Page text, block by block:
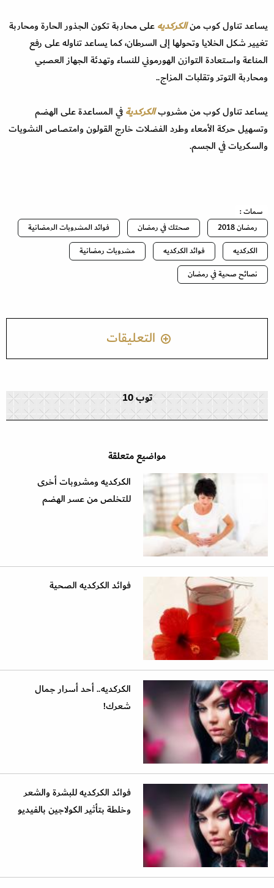
يساعد تناول كوب منالكركديهعلى محاربة تكون الجذور الحارة ومحاربة
تغيير شكل الخلايا وتحولها إلى السرطان، كما يساعد تناوله على رفع
المناعة واستعادة التوازن الهورموني للنساء وتهدئة الجهاز العصبي
ومحاربة التوتر وتقلبات المزاج..
يساعد تناول كوب من مشروبالكركديةفي المساعدة على الهضم
وتسهيل حركة الأمعاء وطرد الفضلات خارج القولون وامتصاص النشويات
والسكريات في الجسم.
سمات :
رمضان 2018
صحتك في رمضان
فوائد المشروبات الرمضانية
الكركديه
فوائد الكركديه
مشروبات رمضانية
نصائح صحية في رمضان
التعليقات
توب 10
مواضيع متعلقة
الكركديه ومشروبات أخرى
للتخلص من عسر الهضم
فوائد الكركديه الصحية
الكركديه.. أحد أسرار جمال
شعرك!
فوائد الكركديه للبشرة والشعر
وخلطة بتأثير الكولاجين بالفيديو